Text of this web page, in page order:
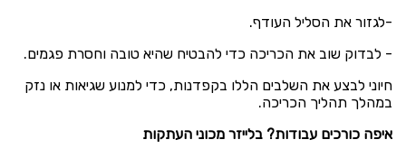
-לגזור את הסליל העודף.
- לבדוק שוב את הכריכה כדי להבטיח שהיא טובה וחסרת פגמים.
חיוני לבצע את השלבים הללו בקפדנות, כדי למנוע שגיאות או נזק
במהלך תהליך הכריכה.
איפה כורכים עבודות? בלייזר מכוני העתקות